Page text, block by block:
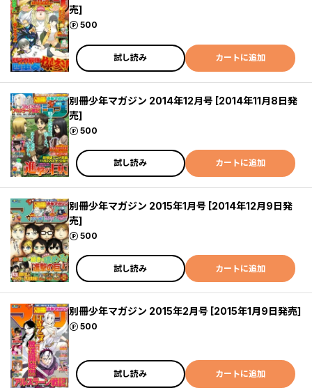
売]
500
ポイント
試し読み カートに追加
別冊少年マガジン 2014年12月号 [2014年11月8日発
売]
500
ポイント
試し読み カートに追加
別冊少年マガジン 2015年1月号 [2014年12月9日発
売]
500
ポイント
試し読み カートに追加
別冊少年マガジン 2015年2月号 [2015年1月9日発売]
500
ポイント
試し読み カートに追加